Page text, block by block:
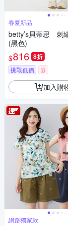
春夏新品
betty’s貝蒂思 刺
(黑色)
$816 8折
挑戰低價 券
加入購
網路獨家款